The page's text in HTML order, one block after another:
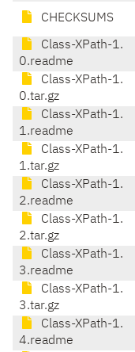
CHECKSUMS
Class-XPath-1.
0.readme
Class-XPath-1.
0.tar.gz
Class-XPath-1.
1.readme
Class-XPath-1.
1.tar.gz
Class-XPath-1.
2.readme
Class-XPath-1.
2.tar.gz
Class-XPath-1.
3.readme
Class-XPath-1.
3.tar.gz
Class-XPath-1.
4.readme